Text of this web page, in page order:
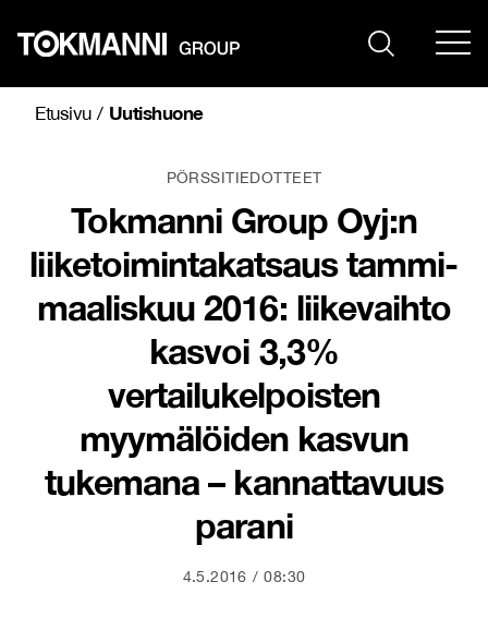
sisältöön
Etusivu/ Uutishuone
PÖRSSITIEDOTTEET
Tokmanni Group Oyj:n
liiketoimintakatsaus tammi-
maaliskuu 2016: liikevaihto
kasvoi 3,3%
vertailukelpoisten
myymälöiden kasvun
tukemana – kannattavuus
parani
4.5.2016 08:30